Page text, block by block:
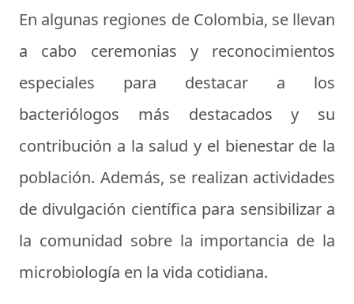
En algunas regiones de Colombia, se llevan
a cabo ceremonias y reconocimientos
especiales para destacar a los
bacteriólogos más destacados y su
contribución a la salud y el bienestar de la
población. Además, se realizan actividades
de divulgación científica para sensibilizar a
la comunidad sobre la importancia de la
microbiología en la vida cotidiana.